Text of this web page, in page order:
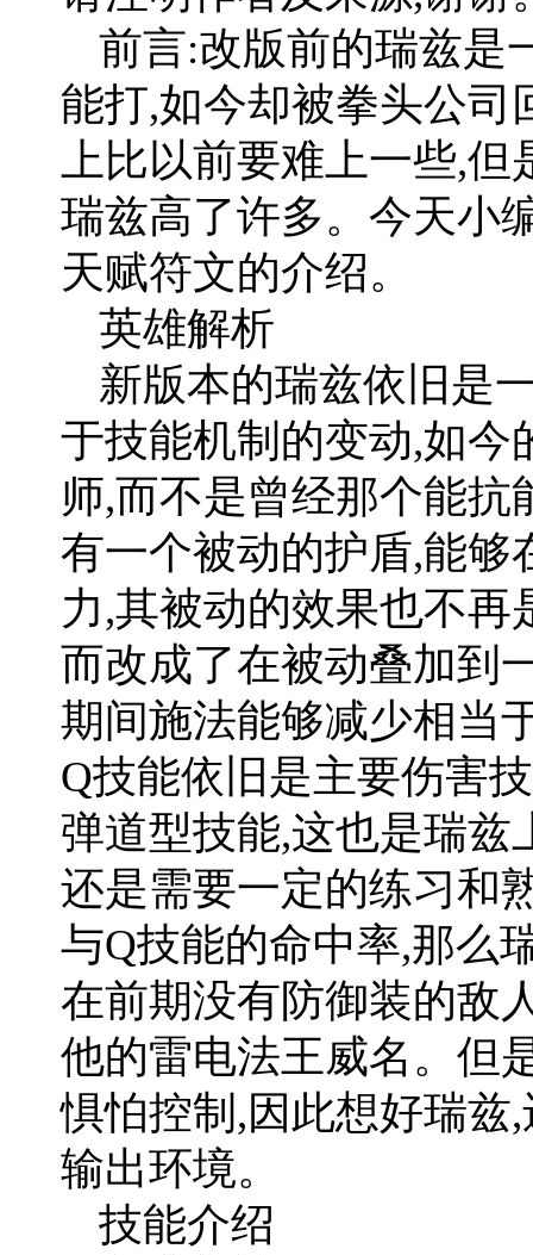
前言:改版前的瑞兹是
能打,如今却被拳头公司
上比以前要难上一些,
瑞兹高了许多。今天小
天赋符文的介绍。
英雄解析
新版本的瑞兹依旧是
于技能机制的变动,如今
师,而不是曾经那个能
有一个被动的护盾,能够
力,其被动的效果也不
而改成了在被动叠加到
期间施法能够减少相当
Q技能依旧是主要伤害
弹道型技能,这也是瑞兹
还是需要一定的练习和
与Q技能的命中率,那么
在前期没有防御装的敌
他的雷电法王威名。但
惧怕控制,因此想好瑞兹
输出环境。
技能介绍